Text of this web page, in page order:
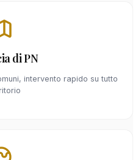
di PN
intervento rapido su tutto